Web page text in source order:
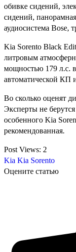
обивке сидений,
сидений,
аудиосистема Bose,
Kia Sorento Black
литровым
мощностью 179 л.с.
автоматической КП
Во сколько оценят
Эксперты не
особенного Kia
рекомендованная.
Post Views: 2
Kia Kia Sorento
Оцените статью